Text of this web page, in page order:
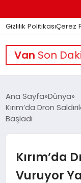
Gizlilik PolitikasıÇerez
Van Son
GÜNDEM
DÜNYA
Ana Sayfa Dünya
Kırım’da Dron
Başladı
Kırım’da
Vuruyor